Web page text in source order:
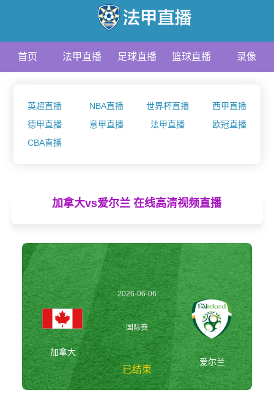
首页 法甲直播 足球直播 篮球直播 录像
英超直播 NBA直播 世界杯直播
西甲直播
德甲直播
意甲直播 法甲直播
欧冠直播
CBA直播
加拿大vs爱尔兰 在线高清视频直播
加拿大
2026-06-06
07:30:00
国际赛
已结束
爱尔兰